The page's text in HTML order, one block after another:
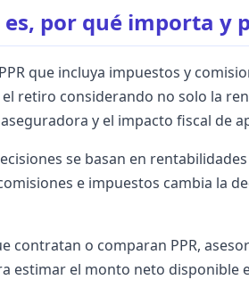
por qué importa y
que incluya impuestos y
retiro considerando no solo la
y el impacto fiscal de
se basan en
e impuestos cambia la
contratan o comparan PPR,
estimar el monto neto disponible